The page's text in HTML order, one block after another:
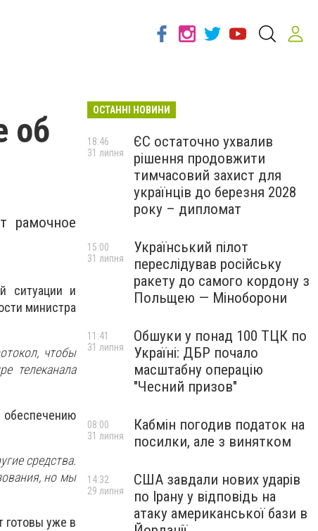
об
рамочное
ситуации и
министра
чтобы
телеканала
средства.
но мы
готовы уже в
ОСТАННІ НОВИНИ
ЄС остаточно ухвалив
рішення продовжити
тимчасовий захист для
українців до березня 2028
року – дипломат
18:46
31 липня
Український пілот
переслідував російську
ракету до самого кордону з
Польщею — Міноборони
15:00
31 липня
Обшуки у понад 100 ТЦК по
Україні: ДБР почало
масштабну операцію
"Чесний призов"
11:41
31 липня
Кабмін погодив податок на
посилки, але з винятком
08:00
31 липня
США завдали нових ударів
по Ірану у відповідь на
атаку американської бази в
14:32
29 липня